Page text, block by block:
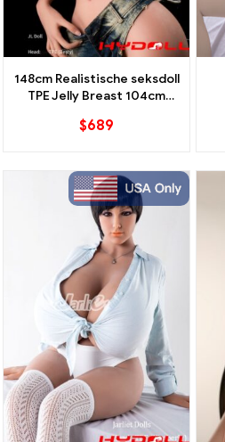
148cm Realistische seksdoll
TPE Jelly Breast 104cm
Schouderophalend Pose
$689